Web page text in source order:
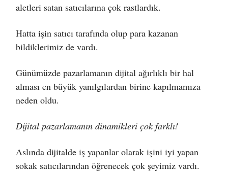
aletleri satan satıcılarına çok rastlardık.
Hatta işin satıcı tarafında olup para kazanan
bildiklerimiz de vardı.
Günümüzde pazarlamanın dijital ağırlıklı bir hal
alması en büyük yanılgılardan birine kapılmamıza
neden oldu.
Dijital pazarlamanın dinamikleri çok farklı!
Aslında dijitalde iş yapanlar olarak işini iyi yapan
sokak satıcılarından öğrenecek çok şeyimiz vardı.